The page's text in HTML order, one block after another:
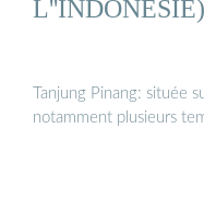
L''INDONÉSIE)
Tanjung Pinang: située
notamment plusieurs